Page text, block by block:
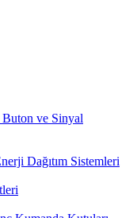
Buton ve Sinyal
Dağıtım Sistemleri